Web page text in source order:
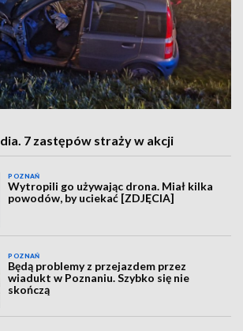
7 zastępów straży w akcji
POZNAŃ
Wytropili go używając drona. Miał kilka
powodów, by uciekać [ZDJĘCIA]
POZNAŃ
Będą problemy z przejazdem przez
wiadukt w Poznaniu. Szybko się nie
skończą